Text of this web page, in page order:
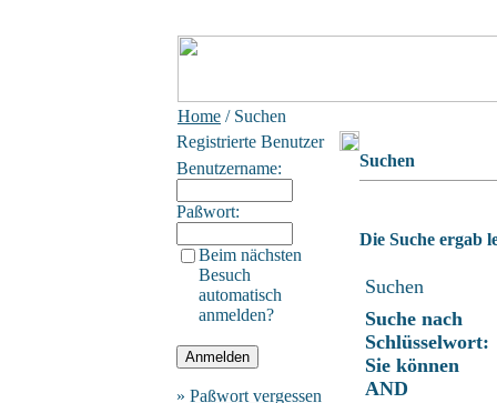
Home / Suchen
Registrierte Benutzer
Benutzername:
Paßwort:
Beim nächsten
Besuch
automatisch
anmelden?
» Paßwort vergessen
Suchen
Die Suche ergab
Suchen
Suche nach
Schlüsselwort:
Sie können
AND